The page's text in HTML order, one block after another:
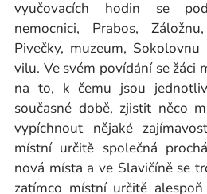
vyučovacích hodin se
nemocnici, Prabos,
Pivečky, muzeum,
vilu. Ve svém povídání se žáci
na to, k čemu jsou
současné době, zjistit něco
vypíchnout nějaké
místní určitě společná
nová místa a ve Slavičíně se
zatímco místní určitě